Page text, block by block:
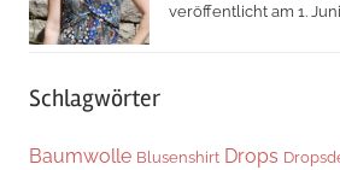
veröffentlicht am 1.
Schlagwörter
Baumwolle Blusenshirt Drops